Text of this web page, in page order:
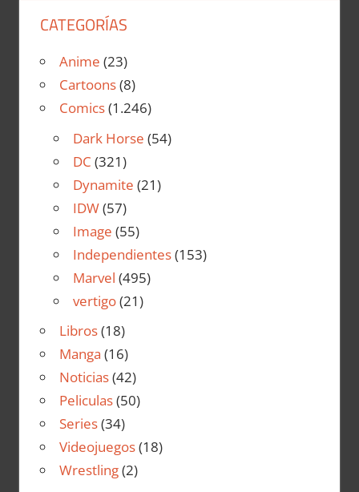
CATEGORÍAS
Anime (23)
Cartoons(8)
Comics(1.246)
Dark Horse (54)
DC (321)
Dynamite (21)
IDW(57)
Image (55)
Independientes(153)
Marvel (495)
vertigo(21)
Libros(18)
Manga (16)
Noticias(42)
Peliculas(50)
Series(34)
Videojuegos(18)
Wrestling(2)